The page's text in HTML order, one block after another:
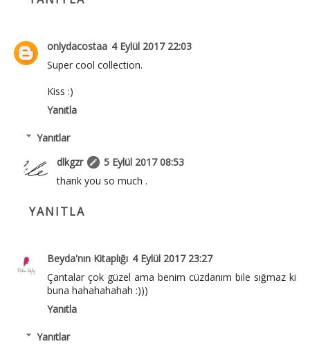
onlydacostaa 4 Eylül 2017 22:03
Super cool collection.
Kiss :)
Yanıtla
Yanıtlar
dlkgzr
5 Eylül 2017 08:53
thank you so much .
YANITLA
Beyda'nın Kitaplığı 4 Eylül 2017 23:27
Çantalar çok güzel ama benim cüzdanım bile sığmaz ki
buna hahahahahah :)))
Yanıtla
Yanıtlar